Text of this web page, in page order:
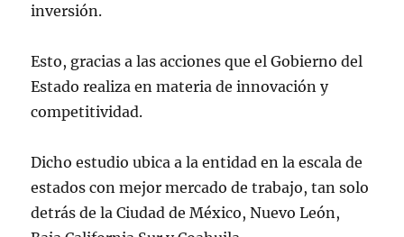
inversión.
Esto, gracias a las acciones que el Gobierno del
Estado realiza en materia de innovación y
competitividad.
Dicho estudio ubica a la entidad en la escala de
estados con mejor mercado de trabajo, tan solo
detrás de la Ciudad de México, Nuevo León,